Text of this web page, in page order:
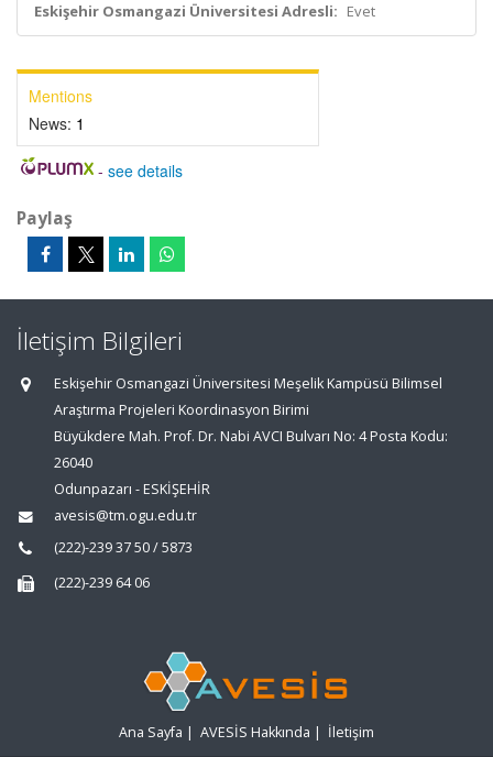
Eskişehir Osmangazi Üniversitesi Adresli: Evet
Mentions
News: 1
- see details
Paylaş
İletişim Bilgileri
Eskişehir Osmangazi Üniversitesi Meşelik Kampüsü Bilimsel
Araştırma Projeleri Koordinasyon Birimi
Büyükdere Mah. Prof. Dr. Nabi AVCI Bulvarı No: 4 Posta Kodu:
26040
Odunpazarı - ESKİŞEHİR
avesis@tm.ogu.edu.tr
(222)-239 37 50 / 5873
(222)-239 64 06
Ana Sayfa | AVESİS Hakkında | İletişim